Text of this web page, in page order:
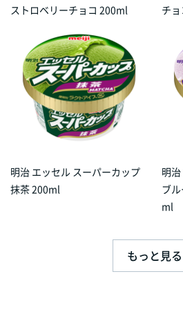
ストロベリーチョコ 200ml
チ
明治 エッセル スーパーカップ
抹茶 200ml
明
ブ
ml
もっと見る